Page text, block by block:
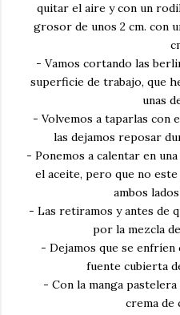
quitar el aire y con un
grosor de unos 2 cm. con
- Vamos cortando las
superficie de trabajo, que
unas
- Volvemos a taparlas con
las dejamos reposar
- Ponemos a calentar en
el aceite, pero que no
ambos
- Las retiramos y antes de
por la mezcla
- Dejamos que se
fuente cubierta
- Con la manga
crema de